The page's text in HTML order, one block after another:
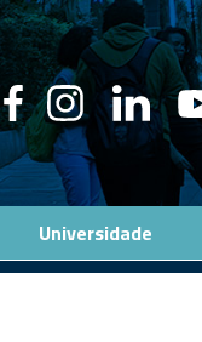
Universidade